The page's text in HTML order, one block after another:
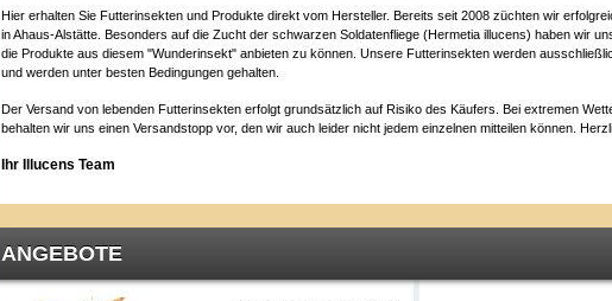
Hier erhalten Sie Futterinsekten und Produkte direkt vom Hersteller. Bereits seit 2008 züchten wir
in Ahaus-Alstätte. Besonders auf die Zucht der schwarzen Soldatenfliege (Hermetia illucens) haben wir
die Produkte aus diesem "Wunderinsekt" anbieten zu können. Unsere Futterinsekten werden
und werden unter besten Bedingungen gehalten.
Der Versand von lebenden Futterinsekten erfolgt grundsätzlich auf Risiko des Käufers. Bei extremen
behalten wir uns einen Versandstopp vor, den wir auch leider nicht jedem einzelnen mitteilen können.
Ihr Illucens Team
ANGEBOTE